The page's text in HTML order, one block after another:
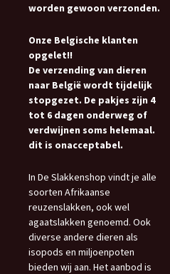
worden gewoon verzonden.
Onze Belgische klanten
opgelet!!
De verzending van dieren
naar België wordt tijdelijk
stopgezet. De pakjes zijn 4
tot 6 dagen onderweg of
verdwijnen soms helemaal.
dit is onacceptabel.
In De Slakkenshop vindt je alle
soorten Afrikaanse
reuzenslakken, ook wel
agaatslakken genoemd. Ook
diverse andere dieren als
isopods en miljoenpoten
bieden wij aan. Het aanbod is